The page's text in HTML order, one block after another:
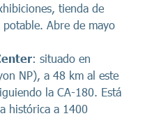
tienda de
Abre de mayo
: situado en
NP), a 48 km al este
la CA-180. Está
histórica a 1400